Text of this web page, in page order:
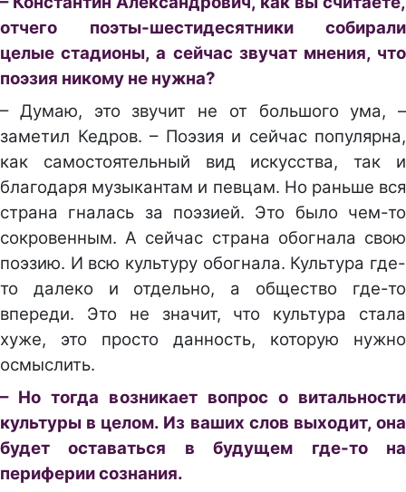
отчего поэты-шестидесятники собирали
целые стадионы, а сейчас звучат мнения, что
поэзия никому не нужна?
– Думаю, это звучит не от большого ума, –
заметил Кедров. – Поэзия и сейчас популярна,
как самостоятельный вид искусства, так и
благодаря музыкантам и певцам. Но раньше вся
страна гналась за поэзией. Это было чем-то
сокровенным. А сейчас страна обогнала свою
поэзию. И всю культуру обогнала. Культура где-
то далеко и отдельно, а общество где-то
впереди. Это не значит, что культура стала
хуже, это просто данность, которую нужно
осмыслить.
– Но тогда возникает вопрос о витальности
культуры в целом. Из ваших слов выходит, она
будет оставаться в будущем где-то на
периферии сознания.